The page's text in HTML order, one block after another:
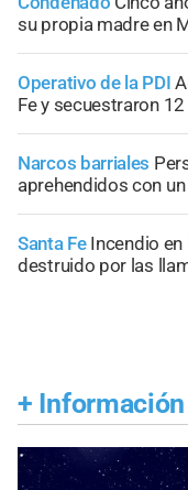
su propia madre en
Operativo de la PDI
Fe y secuestraron
Narcos barriales
aprehendidos con
Santa Fe Incendio en
destruido por las
+ Información